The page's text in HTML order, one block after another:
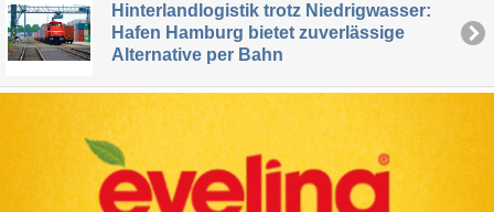
Hinterlandlogistik trotz Niedrigwasser:
Hafen Hamburg bietet zuverlässige
Alternative per Bahn